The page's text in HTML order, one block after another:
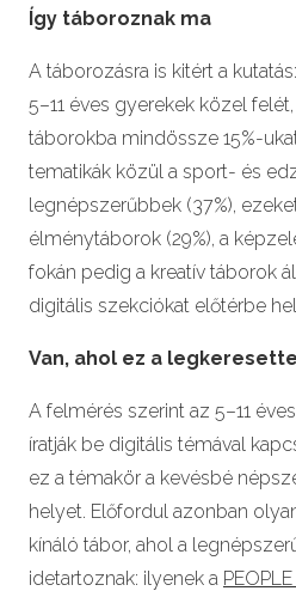
Így táboroznak ma
A táborozásra is kitért a
5–11 éves gyerekek közel
táborokba mindössze 15%-
tematikák közül a sport- és
legnépszerűbbek (37%),
élménytáborok (29%), a
fokán pedig a kreatív táborok
digitális szekciókat előtérbe
Van, ahol ez a
A felmérés szerint az 5–11
íratják be digitális témával
ez a témakör a kevésbé
helyet. Előfordul azonban
kínáló tábor, ahol a
idetartoznak: ilyenek a